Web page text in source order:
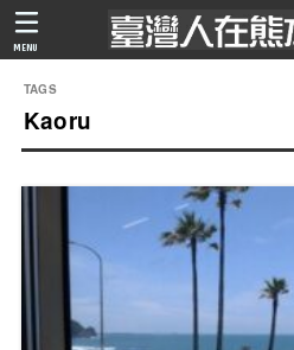
MENU
Kaoru